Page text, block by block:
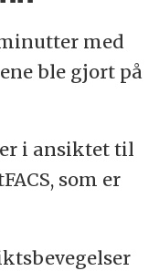
med
ble gjort på
i ansiktet til
som er